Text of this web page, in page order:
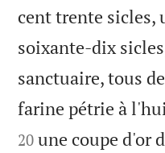
cent trente sicles,
soixante-dix
sanctuaire, tous
farine pétrie à
20 une coupe d'or